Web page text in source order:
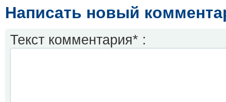
Написать новый
Текст комментария* :